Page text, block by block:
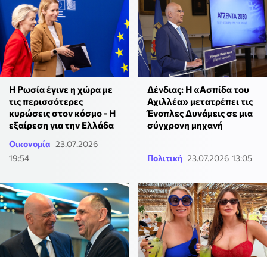
Η Ρωσία έγινε η χώρα με
τις περισσότερες
κυρώσεις στον κόσμο - Η
εξαίρεση για την Ελλάδα
Οικονομία 23.07.2026
19:54
Δένδιας: Η «Ασπίδα του
Αχιλλέα» μετατρέπει τις
Ένοπλες Δυνάμεις σε μια
σύγχρονη μηχανή
Πολιτική 23.07.2026 13:05